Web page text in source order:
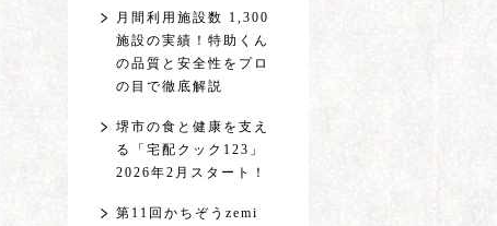
月間利用施設数 1,300
施設の実績！特助くん
の品質と安全性をプロ
の目で徹底解説
堺市の食と健康を支え
る「宅配クック123」
2026年2月スタート！
第11回かちぞうzemi